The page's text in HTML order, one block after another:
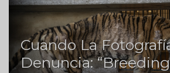
Cuando La
Denuncia: